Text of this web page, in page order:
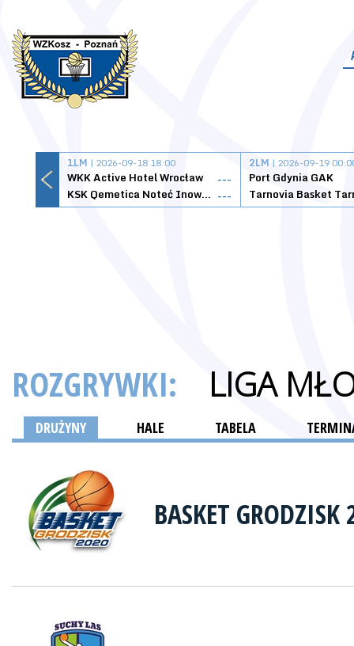
1LM | 2026-09-18 18:00
WKK Active Hotel Wrocław
---
KSK Qemetica Noteć Inowrocław ---
2LM | 2026-09-19
Port Gdynia GAK
ROZGRYWKI: LIGA
DRUŻYNY HALE TABELA
BASKET GRODZISK